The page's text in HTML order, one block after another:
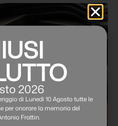
2026
di Lunedì 10 Agosto tutte le
per onorare la memoria del
Frattin.